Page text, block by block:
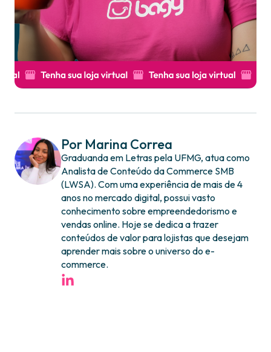
Por Marina Correa
Graduanda em Letras pela UFMG, atua como
Analista de Conteúdo da Commerce SMB
(LWSA). Com uma experiência de mais de 4
anos no mercado digital, possui vasto
conhecimento sobre empreendedorismo e
vendas online. Hoje se dedica a trazer
conteúdos de valor para lojistas que desejam
aprender mais sobre o universo do e-
commerce.